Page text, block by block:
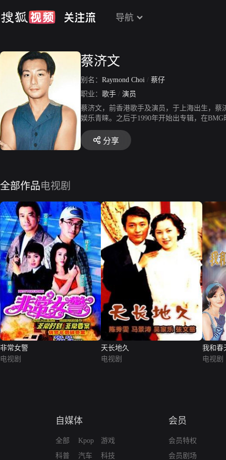
导航
蔡济文
别名： Raymond Choi / 蔡仔
职业： 歌手 / 演员
蔡济文，前香港歌手及演员，于上海出生，蔡
娱乐青睐。之后于1990年开始出专辑，在
难过》，期间亦参演过无线电视剧集。1998
事》、《岳飞传》、《非常女警》等。2002年
分享
全部作品电视剧
非常女警
电视剧
天长地久
电视剧
我和春
电视剧
自媒体
全部
科普
Kpop
汽车
游戏
科技
会员
会员特权
会员剧场